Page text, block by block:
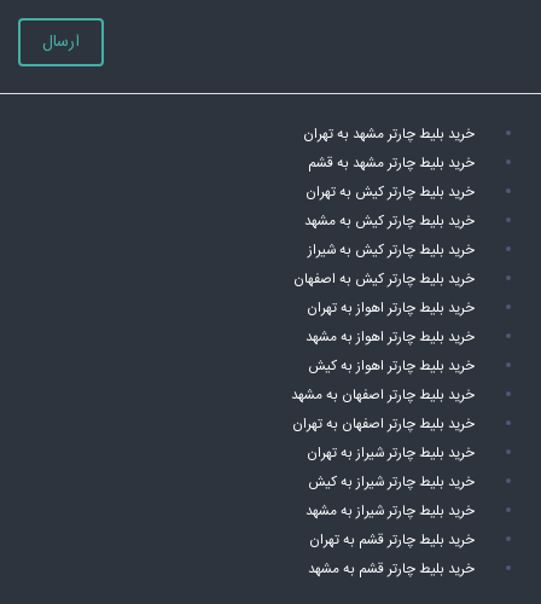
ارسال
خرید بلیط چارتر مشهد به تهران
خرید بلیط چارتر مشهد به قشم
خرید بلیط چارتر کیش به تهران
خرید بلیط چارتر کیش به مشهد
خرید بلیط چارتر کیش به شیراز
خرید بلیط چارتر کیش به اصفهان
خرید بلیط چارتر اهواز به تهران
خرید بلیط چارتر اهواز به مشهد
خرید بلیط چارتر اهواز به کیش
خرید بلیط چارتر اصفهان به مشهد
خرید بلیط چارتر اصفهان به تهران
خرید بلیط چارتر شیراز به تهران
خرید بلیط چارتر شیراز به کیش
خرید بلیط چارتر شیراز به مشهد
خرید بلیط چارتر قشم به تهران
خرید بلیط چارتر قشم به مشهد